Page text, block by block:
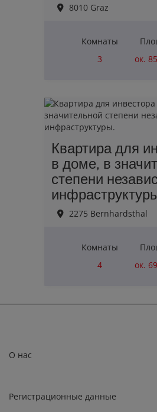
8010 Graz
Комнаты
3
ок.
Квартира для
в доме, в
степени
2275 Bernhardsthal
Комнаты
4
ок.
О нас
Регистрационные данные